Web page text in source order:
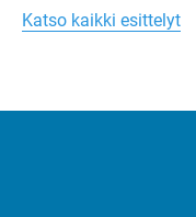
Turun
liepeillä
Katso kaikki esittelyt